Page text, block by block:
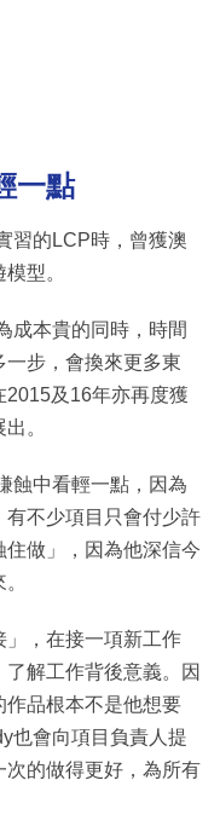
一點
習的LCP時，曾獲澳
型。
成本貴的同時，時間
步，會換來更多東
及16年亦再度獲
。
蝕中看輕一點，因為
不少項目只會付少許
做」，因為他深信今
」，在接一項新工作
解工作背後意義。因
作品根本不是他想要
也會向項目負責人提
的做得更好，為所有